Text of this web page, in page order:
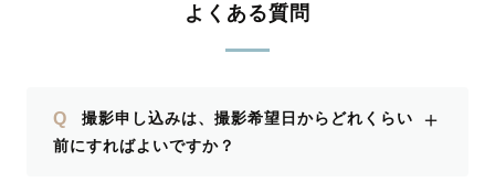
よくある質問
Q
撮影申し込みは、撮影希望日からどれくらい
前にすればよいですか？
＋